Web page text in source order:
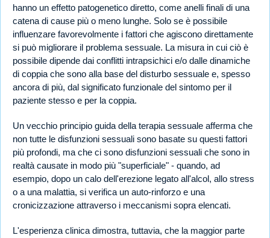
hanno un effetto patogenetico diretto, come anelli finali di una
catena di cause più o meno lunghe. Solo se è possibile
influenzare favorevolmente i fattori che agiscono direttamente
si può migliorare il problema sessuale. La misura in cui ciò è
possibile dipende dai conflitti intrapsichici e/o dalle dinamiche
di coppia che sono alla base del disturbo sessuale e, spesso
ancora di più, dal significato funzionale del sintomo per il
paziente stesso e per la coppia.
Un vecchio principio guida della terapia sessuale afferma che
non tutte le disfunzioni sessuali sono basate su questi fattori
più profondi, ma che ci sono disfunzioni sessuali che sono in
realtà causate in modo più "superficiale" - quando, ad
esempio, dopo un calo dell'erezione legato all'alcol, allo stress
o a una malattia, si verifica un auto-rinforzo e una
cronicizzazione attraverso i meccanismi sopra elencati.
L'esperienza clinica dimostra, tuttavia, che la maggior parte